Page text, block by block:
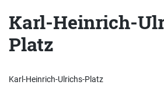
Karl-Heinrich-
Platz
Karl-Heinrich-Ulrichs-Platz